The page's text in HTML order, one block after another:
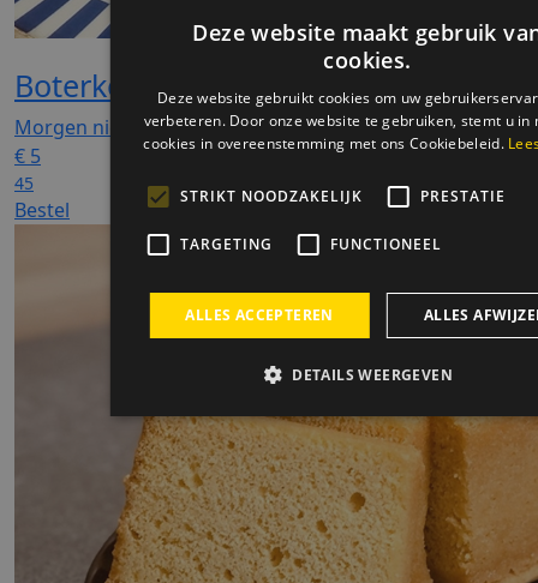
Boterkoekje
Morgen niet leverbaar
€ 5
45
Bestel